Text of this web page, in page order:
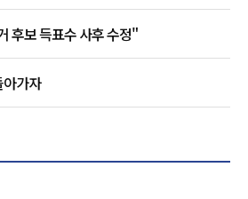
후보 득표수 사후 수정"
가자